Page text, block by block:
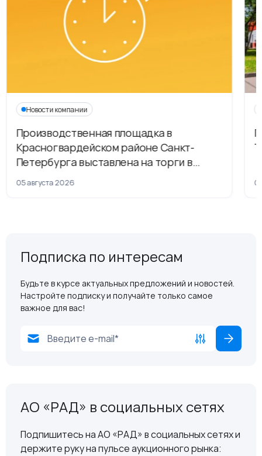
Новости компании
Производственная площадка в
Красногвардейском районе Санкт-
Петербурга выставлена на торги в
рамках приватизации
05 августа 2026
Подписка по интересам
Будьте в курсе актуальных предложений и новостей.
Настройте подписку и получайте только самое
важное для вас!
АО «РАД» в социальных сетях
Подпишитесь на АО «РАД» в социальных сетях и
держите руку на пульсе аукционного рынка: